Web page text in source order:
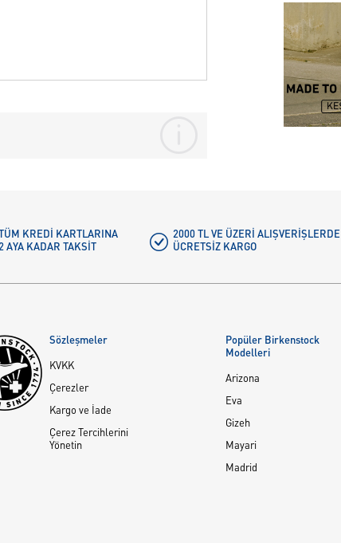
KREDI KARTLARINA
AYA KADAR TAKSIT
2000 TL VE ÜZERİ ALIŞVERİŞLERDE
ÜCRETSIZ KARGO
Sözleşmeler
KVKK
Çerezler
Kargo ve İade
Çerez Tercihlerini
Yönetin
Popüler Birkenstock
Modelleri
Arizona
Eva
Gizeh
Mayari
Madrid